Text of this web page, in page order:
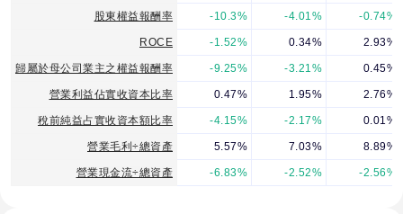
股東權益報酬率 -10.3% -4.01% -0.74%
ROCE -1.52% 0.34% 2.93%
歸屬於母公司業主之權益報酬率 -9.25% -3.21% 0.45%
營業利益佔實收資本比率 0.47% 1.95% 2.76%
稅前純益占實收資本額比率 -4.15% -2.17% 0.01%
營業毛利÷總資產 5.57% 7.03% 8.89%
營業現金流÷總資產 -6.83% -2.52% -2.56%